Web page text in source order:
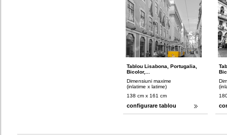
Tablou Lisabona, Portugalia,
Bicolor,...
Dimensiuni maxime
(inlatime x latime)
138 cm x 161 cm
configurare tablou